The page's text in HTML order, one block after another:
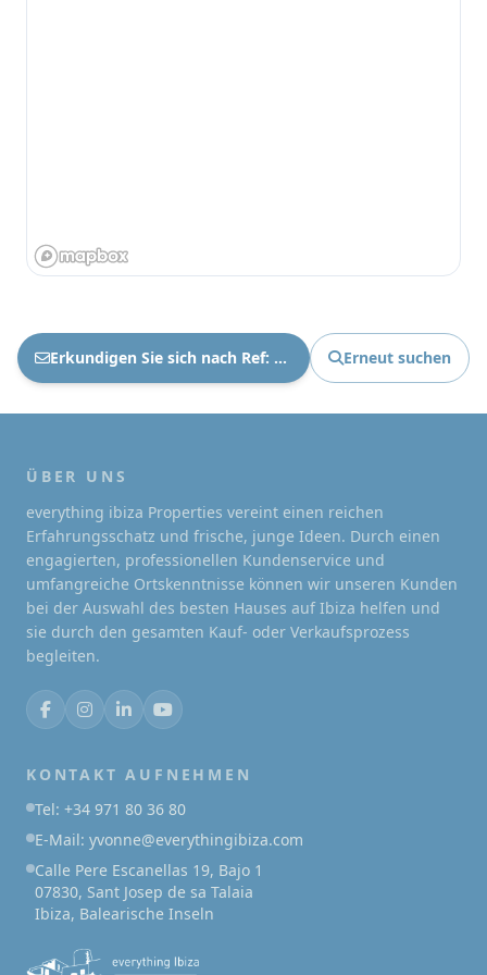
Erkundigen Sie sich nach Ref: 1881 Erneut suchen
ÜBER UNS
everything ibiza Properties vereint einen reichen
Erfahrungsschatz und frische, junge Ideen. Durch einen
engagierten, professionellen Kundenservice und
umfangreiche Ortskenntnisse können wir unseren Kunden
bei der Auswahl des besten Hauses auf Ibiza helfen und
sie durch den gesamten Kauf- oder Verkaufsprozess
begleiten.
KONTAKT AUFNEHMEN
Tel: +34 971 80 36 80
E-Mail: yvonne@everythingibiza.com
Calle Pere Escanellas 19, Bajo 1
07830, Sant Josep de sa Talaia
Ibiza, Balearische Inseln